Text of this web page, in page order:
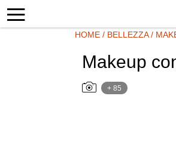
HOME / BELLEZZA/
Makeup
+ 85